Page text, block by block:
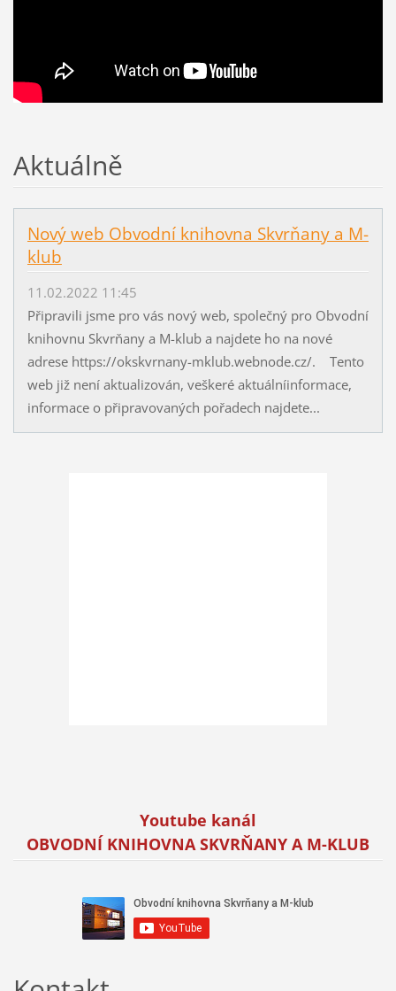
Aktuálně
Nový web Obvodní knihovna Skvrňany a M-
klub
11.02.2022 11:45
Připravili jsme pro vás nový web, společný pro Obvodní
knihovnu Skvrňany a M-klub a najdete ho na nové
adrese https://okskvrnany-mklub.webnode.cz/. Tento
web již není aktualizován, veškeré aktuálníinformace,
informace o připravovaných pořadech najdete...
Youtube kanál
OBVODNÍ KNIHOVNA SKVRŇANY A M-KLUB